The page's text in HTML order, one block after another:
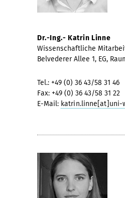
Dr.-Ing.- Katrin Linne
Wissenschaftliche
Belvederer Allee 1, EG,
Tel.: +49 (0) 36 43/58 31 46
Fax: +49 (0) 36 43/58 31 22
E-Mail: katrin.linne[at]uni-